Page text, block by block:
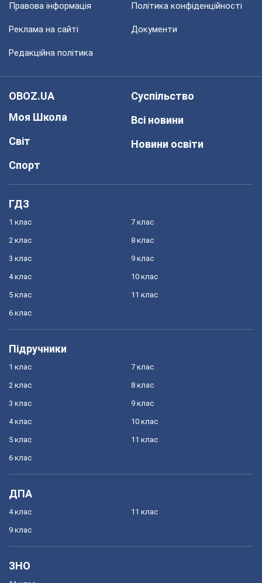
Правова інформація Політика конфіденційності
Реклама на сайті Документи
Редакційна політика
OBOZ.UA
Моя Школа
Світ
Спорт
Суспільство
Всі новини
Новини освіти
ГДЗ
1 клас
2 клас
3 клас
4 клас
5 клас
6 клас
7 клас
8 клас
9 клас
10 клас
11 клас
Підручники
1 клас
2 клас
3 клас
4 клас
5 клас
6 клас
7 клас
8 клас
9 клас
10 клас
11 клас
ДПА
4 клас
9 клас
11 клас
ЗНО